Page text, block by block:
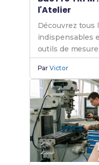
l'Atelier
Découvrez tous
indispensables
outils de
pour travailler
ParVictor